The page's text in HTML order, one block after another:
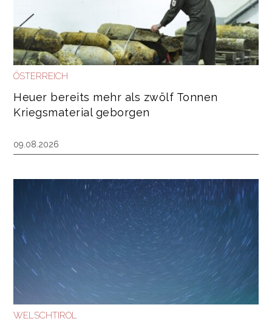
ÖSTERREICH
Heuer bereits mehr als zwölf Tonnen
Kriegsmaterial geborgen
09.08.2026
WELSCHTIROL